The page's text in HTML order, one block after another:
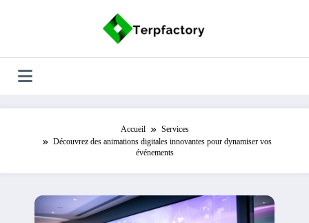
Accueil
Services
Découvrez des animations digitales innovantes pour dynamiser vos
événements